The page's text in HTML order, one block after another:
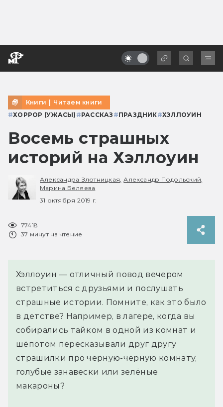
Книги | Читаем книги
#ХОРРОР (УЖАСЫ) #РАССКАЗ #ПРАЗДНИК#ХЭЛЛОУИН
Восемь страшных
историй на Хэллоуин
Александра Злотницкая, Александр Подольский,
Марина Беляева
31 октября 2019 г.
77418
37 минут на чтение
Хэллоуин — отличный повод вечером
встретиться с друзьями и послушать
страшные истории. Помните, как это было
в детстве? Например, в лагере, когда вы
собирались тайком в одной из комнат и
шёпотом пересказывали друг другу
страшилки про чёрную-чёрную комнату,
голубые занавески или зелёные
макароны?